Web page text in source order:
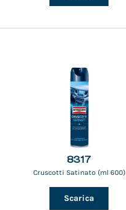
8317
Cruscotti Satinato (ml 600)
Scarica